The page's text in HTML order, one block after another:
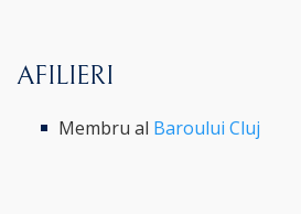
AFILIERI
Membru al Baroului Cluj